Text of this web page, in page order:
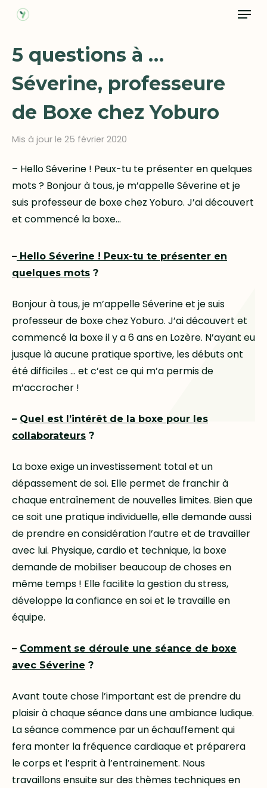
Skip
content
Menu
5 questions à …
Séverine, professeure
de Boxe chez Yoburo
Mis à jour le 25 février 2020
– Hello Séverine ! Peux-tu te présenter en quelques
mots ? Bonjour à tous, je m’appelle Séverine et je
suis professeur de boxe chez Yoburo. J’ai découvert
et commencé la boxe…
– Hello Séverine ! Peux-tu te présenter en
quelques mots ?
Bonjour à tous, je m’appelle Séverine et je suis
professeur de boxe chez Yoburo. J’ai découvert et
commencé la boxe il y a 6 ans en Lozère. N’ayant eu
jusque là aucune pratique sportive, les débuts ont
été difficiles … et c’est ce qui m’a permis de
m’accrocher !
– Quel est l’intérêt de la boxe pour les
collaborateurs ?
La boxe exige un investissement total et un
dépassement de soi. Elle permet de franchir à
chaque entraînement de nouvelles limites. Bien que
ce soit une pratique individuelle, elle demande aussi
de prendre en considération l’autre et de travailler
avec lui. Physique, cardio et technique, la boxe
demande de mobiliser beaucoup de choses en
même temps ! Elle facilite la gestion du stress,
développe la confiance en soi et le travaille en
équipe.
– Comment se déroule une séance de boxe
avec Séverine ?
Avant toute chose l’important est de prendre du
plaisir à chaque séance dans une ambiance ludique.
La séance commence par un échauffement qui
fera monter la fréquence cardiaque et préparera
le corps et l’esprit à l’entrainement. Nous
travaillons ensuite sur des thèmes techniques en